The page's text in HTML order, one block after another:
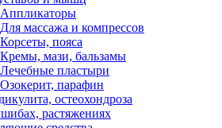
Аппликаторы
Для массажа и компрессов
Корсеты, пояса
Кремы, мази, бальзамы
Лечебные пластыри
Озокерит, парафин
остеохондроза
растяжениях